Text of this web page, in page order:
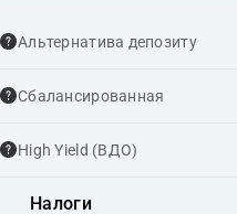
Альтернатива депозиту
Сбалансированная
High Yield (ВДО)
Налоги